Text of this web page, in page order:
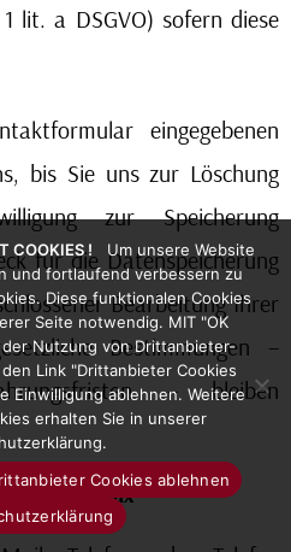
lit. a DSGVO) sofern diese
eingegebenen
bis Sie uns zur Löschung
zur Speicherung
für die Datenspeicherung
Bearbeitung Ihrer
Bestimmungen –
– bleiben
oder Telefax
COOKIES ! Um unsere Website
und fortlaufend verbessern zu
Diese funktionalen Cookies
Seite notwendig. MIT "OK
Nutzung von Drittanbieter-
Link "Drittanbieter Cookies
Einwilligung ablehnen. Weitere
erhalten Sie in unserer
Cookies ablehnen